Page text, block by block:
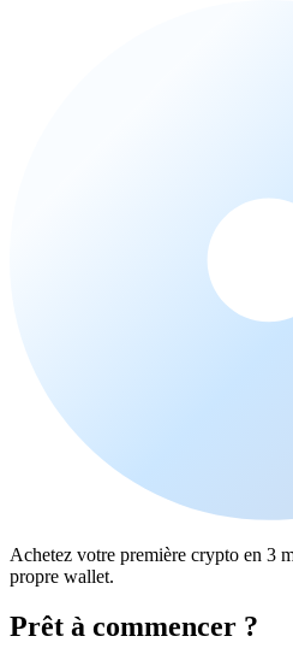
Achetez votre première crypto en 3
propre wallet.
Prêt à commencer ?